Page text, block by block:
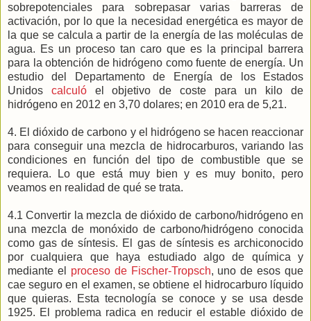
sobrepotenciales para sobrepasar varias barreras de
activación, por lo que la necesidad energética es mayor de
la que se calcula a partir de la energía de las moléculas de
agua. Es un proceso tan caro que es la principal barrera
para la obtención de hidrógeno como fuente de energía. Un
estudio del Departamento de Energía de los Estados
Unidos calculóel objetivo de coste para un kilo de
hidrógeno en 2012 en 3,70 dolares; en 2010 era de 5,21.
4. El dióxido de carbono y el hidrógeno se hacen reaccionar
para conseguir una mezcla de hidrocarburos, variando las
condiciones en función del tipo de combustible que se
requiera. Lo que está muy bien y es muy bonito, pero
veamos en realidad de qué se trata.
4.1 Convertir la mezcla de dióxido de carbono/hidrógeno en
una mezcla de monóxido de carbono/hidrógeno conocida
como gas de síntesis. El gas de síntesis es archiconocido
por cualquiera que haya estudiado algo de química y
mediante el proceso de Fischer-Tropsch, uno de esos que
cae seguro en el examen, se obtiene el hidrocarburo líquido
que quieras. Esta tecnología se conoce y se usa desde
1925. El problema radica en reducir el estable dióxido de